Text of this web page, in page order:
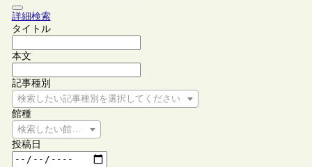
詳細検索
タイトル
本文
記事種別
検索したい記事種別を選択してください
館種
検索したい館種を選択してください
投稿日